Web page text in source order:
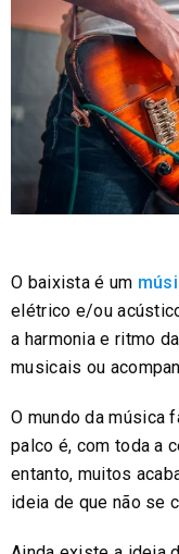
O baixista é um
elétrico e/ou
a harmonia e ritmo
musicais ou
O mundo da música
palco é, com toda a
entanto, muitos
ideia de que não se